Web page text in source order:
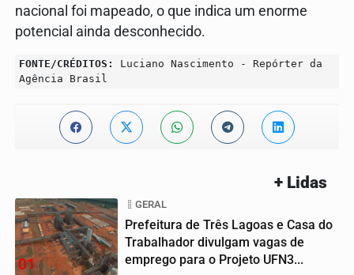
nacional foi mapeado, o que indica um enorme
potencial ainda desconhecido.
FONTE/CRÉDITOS:
Luciano Nascimento - Repórter da
Agência Brasil
+ Lidas
01
GERAL
Prefeitura de Três Lagoas e Casa do
Trabalhador divulgam vagas de
emprego para o Projeto UFN3...